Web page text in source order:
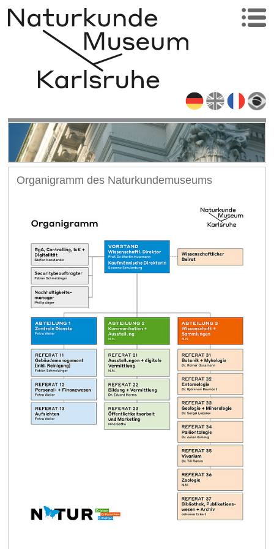
Organigramm des Naturkundemuseums